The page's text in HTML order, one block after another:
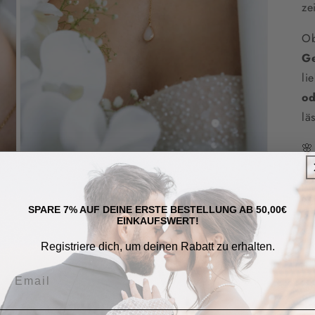
•
5
SPARE 7% AUF DEINE ERSTE BESTELLUNG AB 50,00€
EINKAUFSWERT!
Registriere dich, um deinen Rabatt zu erhalten.